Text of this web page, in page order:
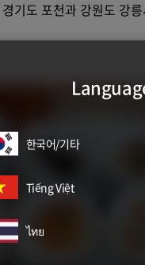
기도 포천과 강원도 강
한국어/기타
Tiếng Việt
ไทย